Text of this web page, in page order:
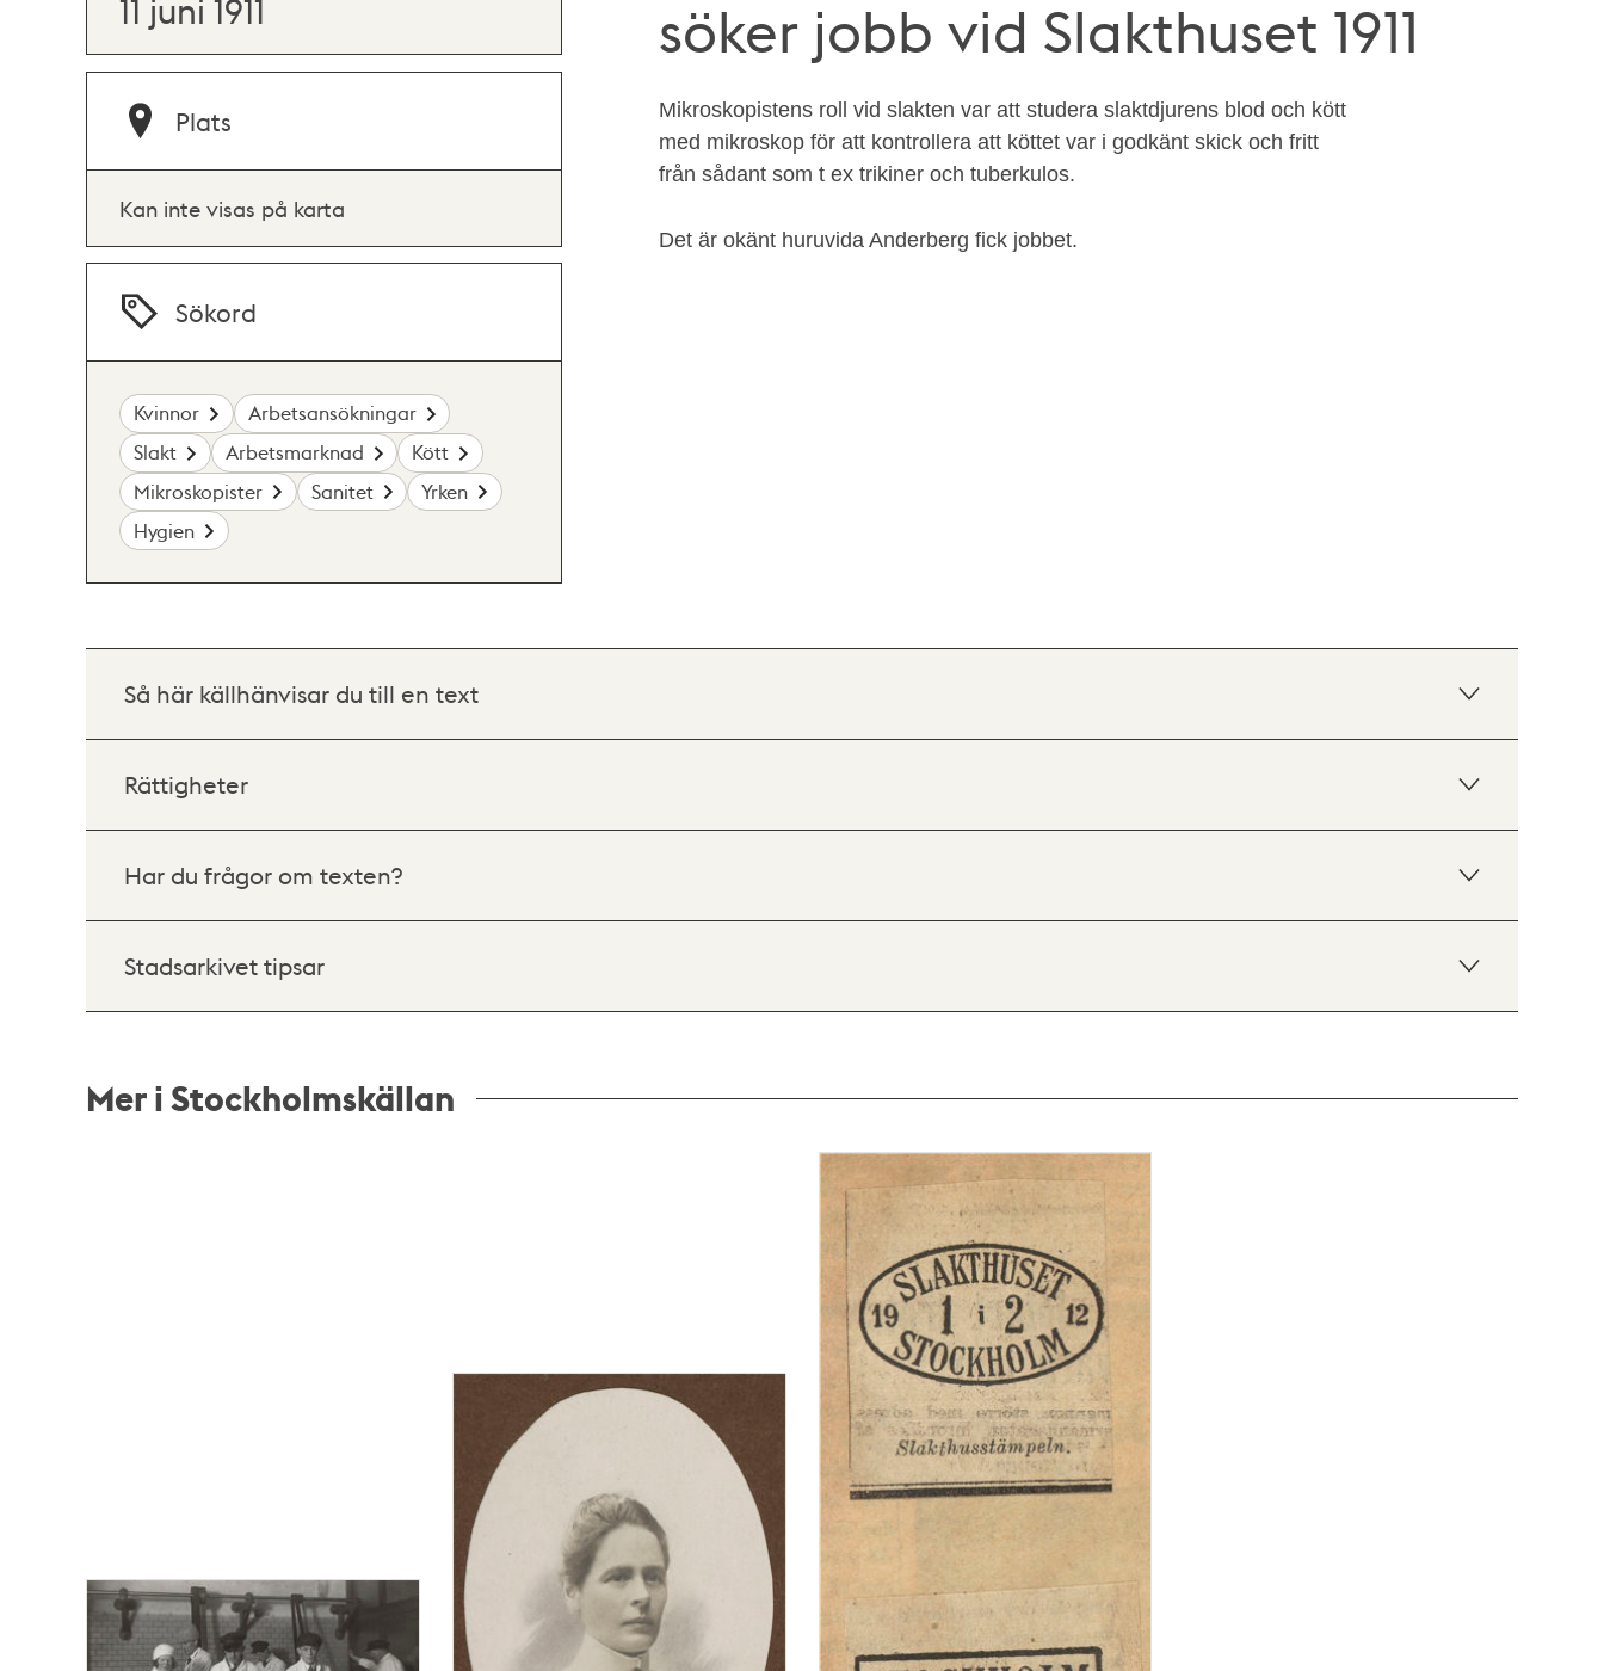
söker jobb vid Slakthuset 1911
Mikroskopistens roll vid slakten var att studera slaktdjurens blod och kött
med mikroskop för att kontrollera att köttet var i godkänt skick och fritt
från sådant som t ex trikiner och tuberkulos.
Det är okänt huruvida Anderberg fick jobbet.
11 juni 1911
Plats
Kan inte visas på karta
Sökord
Kvinnor
Arbetsansökningar
Slakt
Arbetsmarknad
Kött
Mikroskopister
Sanitet
Yrken
Hygien
Så här källhänvisar du till en text
Rättigheter
Har du frågor om texten?
Stadsarkivet tipsar
Mer i Stockholmskällan